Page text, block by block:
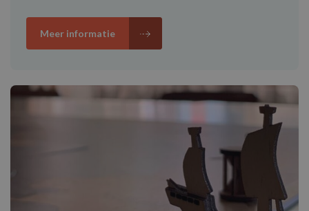
Meer informatie